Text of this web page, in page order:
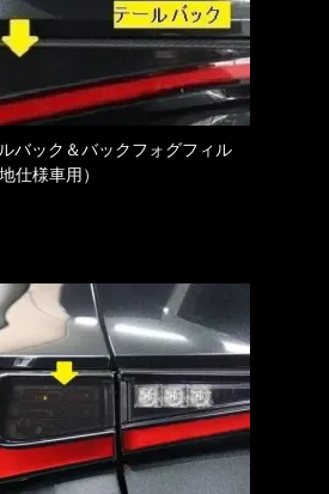
バック＆バックフォグフィル
様車用）